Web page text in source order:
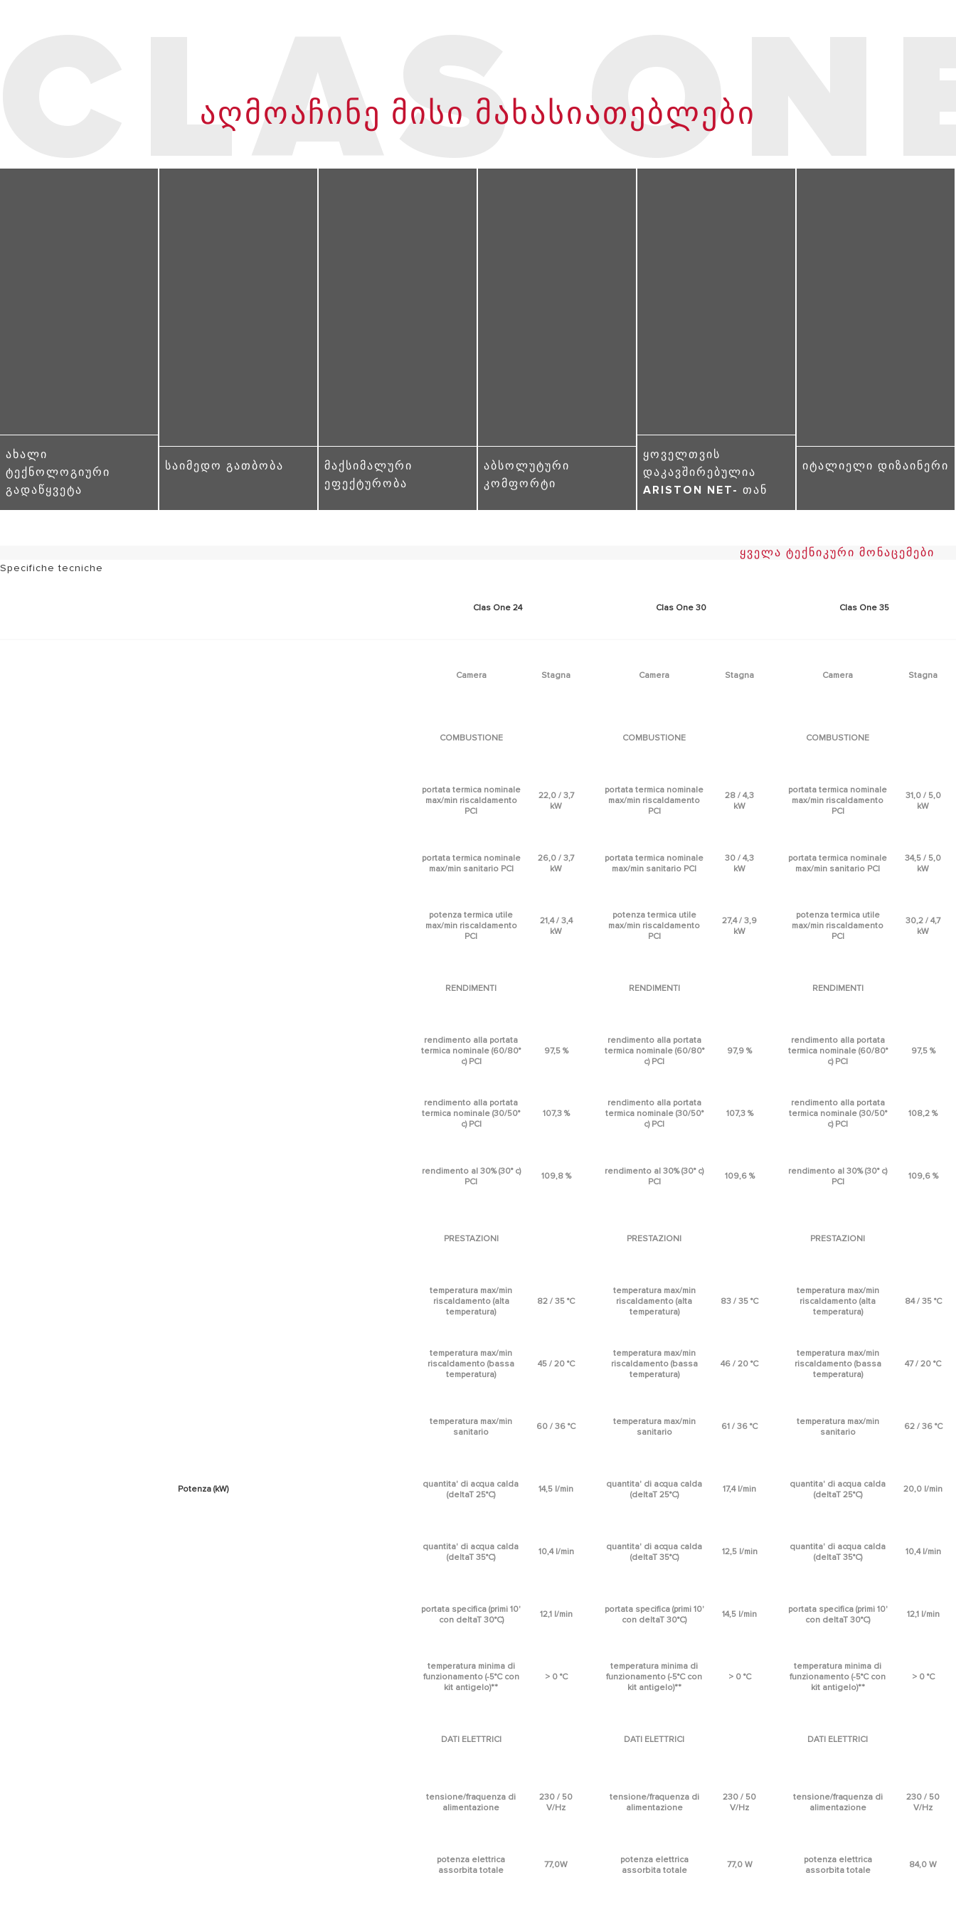
CLAS
ᲐᲦᲛᲝᲐᲩᲘᲜᲔ ᲛᲘᲡᲘ ᲛᲐᲮᲐᲡᲘᲐᲗᲔᲑᲚᲔᲑᲘ
ᲐᲮᲐᲚᲘ
ᲢᲔᲥᲜᲝᲚᲝᲒᲘᲣᲠᲘ
ᲒᲐᲓᲐᲬᲧᲕᲔᲢᲐ
ᲡᲐᲘᲛᲔᲓᲝ ᲒᲐᲗᲑᲝᲑᲐ
ᲛᲐᲥᲡᲘᲛᲐᲚᲣᲠᲘ
ᲔᲤᲔᲥᲢᲣᲠᲝᲑᲐ
ᲐᲑᲡᲝᲚᲣᲢᲣᲠᲘ
ᲙᲝᲛᲤᲝᲠᲢᲘ
ᲧᲝᲕᲔᲚᲗᲕᲘᲡ
ᲓᲐᲙᲐᲕᲨᲘᲠᲔᲑᲣᲚᲘᲐ
ARISTON NET- ᲗᲐᲜ
ᲘᲢᲐᲚᲘᲔᲚᲘ ᲓᲘᲖᲐᲘᲜᲔᲠᲘ
ᲧᲕᲔᲚᲐ ᲢᲔᲥᲜᲘᲙᲣᲠᲘ ᲛᲝᲜᲐᲪᲔᲛᲔᲑᲘ
Specifiche tecniche
Clas One 24 Clas One 30 Clas One 35
Potenza (kW)
Camera Stagna
COMBUSTIONE
portata termica nominale
max/min riscaldamento
PCI
22,0 / 3,7
kW
portata termica nominale
max/min sanitario PCI
26,0 / 3,7
kW
potenza termica utile
max/min riscaldamento
PCI
21,4 / 3,4
kW
RENDIMENTI
rendimento alla portata
termica nominale (60/80°
c) PCI
97,5 %
rendimento alla portata
termica nominale (30/50°
c) PCI
107,3 %
rendimento al 30% (30° c)
PCI
109,8 %
PRESTAZIONI
temperatura max/min
riscaldamento (alta
temperatura)
82 / 35 °C
temperatura max/min
riscaldamento (bassa
temperatura)
45 / 20 °C
temperatura max/min
sanitario
60 / 36 °C
quantita' di acqua calda
(deltaT 25°C)
14,5 l/min
quantita' di acqua calda
(deltaT 35°C)
10,4 l/min
portata specifica (primi 10'
con deltaT 30°C)
12,1 l/min
temperatura minima di
funzionamento (-5°C con
kit antigelo)**
> 0 °C
DATI ELETTRICI
tensione/fraquenza di
alimentazione
230 / 50
V/Hz
potenza elettrica
assorbita totale
77,0W
Camera Stagna
COMBUSTIONE
portata termica nominale
max/min riscaldamento
PCI
28 / 4,3
kW
portata termica nominale
max/min sanitario PCI
30 / 4,3
kW
potenza termica utile
max/min riscaldamento
PCI
27,4 / 3,9
kW
RENDIMENTI
rendimento alla portata
termica nominale (60/80°
c) PCI
97,9 %
rendimento alla portata
termica nominale (30/50°
c) PCI
107,3 %
rendimento al 30% (30° c)
PCI
109,6 %
PRESTAZIONI
temperatura max/min
riscaldamento (alta
temperatura)
83 / 35 °C
temperatura max/min
riscaldamento (bassa
temperatura)
46 / 20 °C
temperatura max/min
sanitario
61 / 36 °C
quantita' di acqua calda
(deltaT 25°C)
17,4 l/min
quantita' di acqua calda
(deltaT 35°C)
12,5 l/min
portata specifica (primi 10'
con deltaT 30°C)
14,5 l/min
temperatura minima di
funzionamento (-5°C con
kit antigelo)**
> 0 °C
DATI ELETTRICI
tensione/fraquenza di
alimentazione
230 / 50
V/Hz
potenza elettrica
assorbita totale
77,0 W
Camera Stagna
COMBUSTIONE
portata termica nominale
max/min riscaldamento
PCI
31,0 / 5,0
kW
portata termica nominale
max/min sanitario PCI
34,5 / 5,0
kW
potenza termica utile
max/min riscaldamento
PCI
30,2 / 4,7
kW
RENDIMENTI
rendimento alla portata
termica nominale (60/80°
c) PCI
97,5 %
rendimento alla portata
termica nominale (30/50°
c) PCI
108,2 %
rendimento al 30% (30° c)
PCI
109,6 %
PRESTAZIONI
temperatura max/min
riscaldamento (alta
temperatura)
84 / 35 °C
temperatura max/min
riscaldamento (bassa
temperatura)
47 / 20 °C
temperatura max/min
sanitario
62 / 36 °C
quantita' di acqua calda
(deltaT 25°C)
20,0 l/min
quantita' di acqua calda
(deltaT 35°C)
10,4 l/min
portata specifica (primi 10'
con deltaT 30°C)
12,1 l/min
temperatura minima di
funzionamento (-5°C con
kit antigelo)**
> 0 °C
DATI ELETTRICI
tensione/fraquenza di
alimentazione
230 / 50
V/Hz
potenza elettrica
assorbita totale
84,0 W